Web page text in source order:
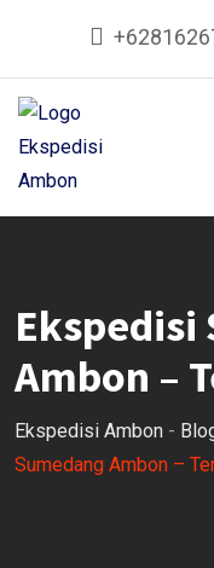
content
Ekspedisi
Ambon –
Ekspedisi Ambon -
Sumedang Ambon –